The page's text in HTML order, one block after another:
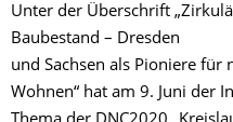
Unter der Überschrift
Baubestand – Dresden
und Sachsen als Pioniere für
Wohnen“ hat am 9. Juni der